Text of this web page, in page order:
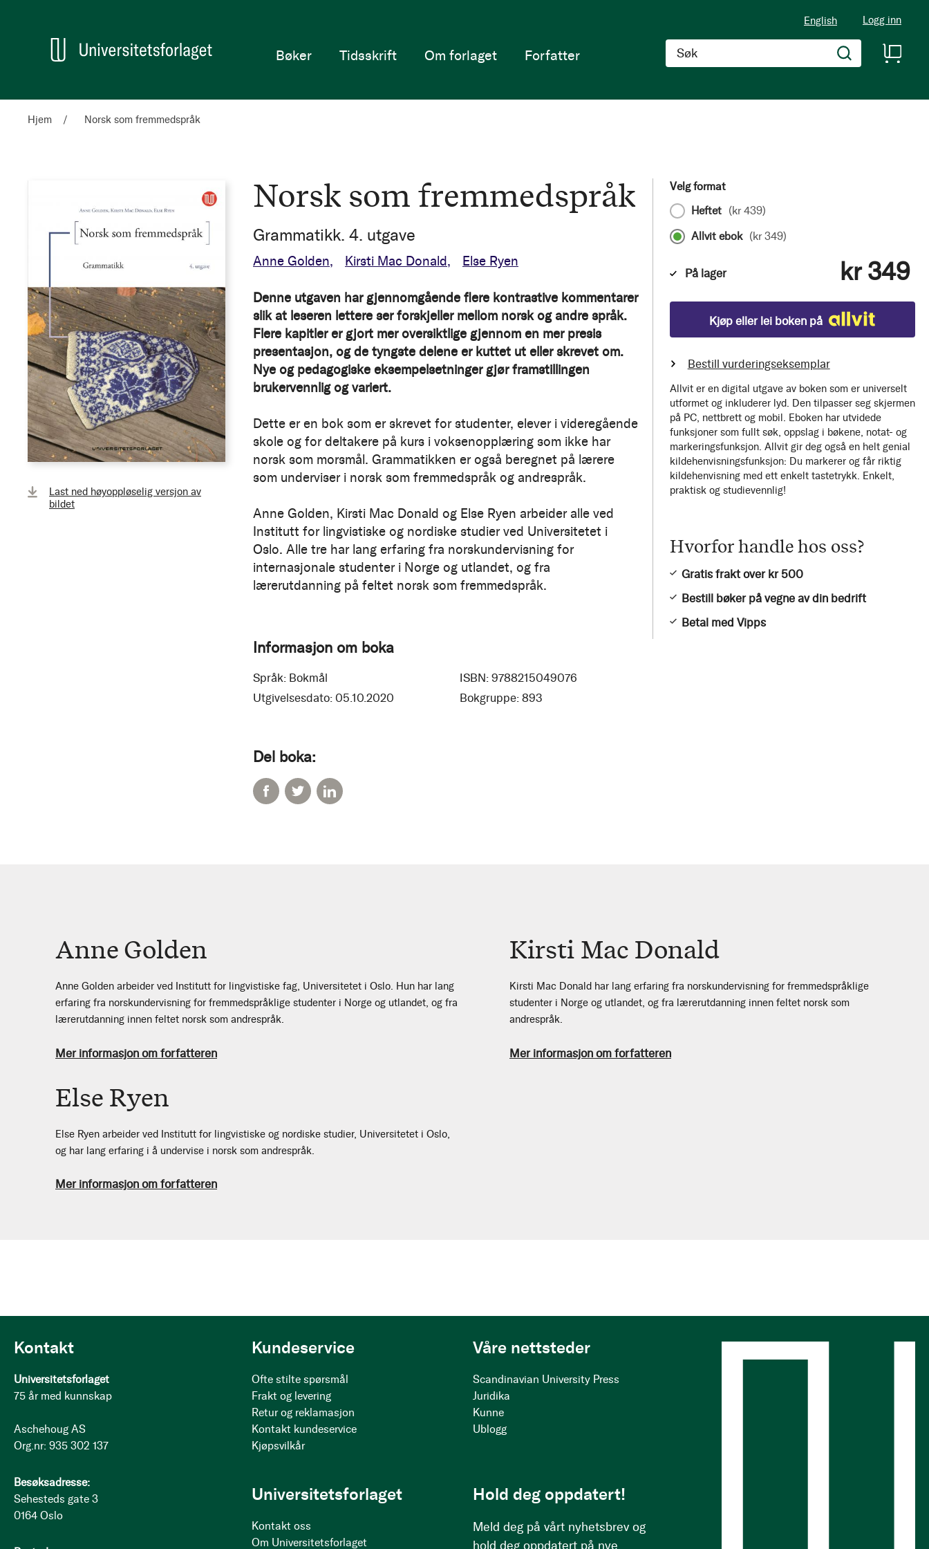
English Logg inn
Søk
Hjem
Bøker Tidsskrift Om forlaget Forfatter
Hjem Norsk som fremmedspråk
Last ned høyoppløselig versjon av
bildet
Norsk som fremmedspråk
Grammatikk. 4. utgave
Anne Golden Kirsti Mac Donald Else Ryen
Denne utgaven har gjennomgående flere kontrastive kommentarer
slik at leseren lettere ser forskjeller mellom norsk og andre språk.
Flere kapitler er gjort mer oversiktlige gjennom en mer presis
presentasjon, og de tyngste delene er kuttet ut eller skrevet om.
Nye og pedagogiske eksempelsetninger gjør framstillingen
brukervennlig og variert.
Dette er en bok som er skrevet for studenter, elever i videregående
skole og for deltakere på kurs i voksenopplæring som ikke har
norsk som morsmål. Grammatikken er også beregnet på lærere
som underviser i norsk som fremmedspråk og andrespråk.
Anne Golden, Kirsti Mac Donald og Else Ryen arbeider alle ved
Institutt for lingvistiske og nordiske studier ved Universitetet i
Oslo. Alle tre har lang erfaring fra norskundervisning for
internasjonale studenter i Norge og utlandet, og fra
lærerutdanning på feltet norsk som fremmedspråk.
Informasjon om boka
Språk: Bokmål ISBN: 9788215049076
Utgivelsesdato: 05.10.2020 Bokgruppe: 893
Del boka:
Velg format
Heftet (kr 439)
Allvit ebok (kr 349)
På lager kr 349
Kjøp eller lei boken på
Bestill vurderingseksemplar
Allvit er en digital utgave av boken som er universelt
utformet og inkluderer lyd. Den tilpasser seg skjermen
på PC, nettbrett og mobil. Eboken har utvidede
funksjoner som fullt søk, oppslag i bøkene, notat- og
markeringsfunksjon. Allvit gir deg også en helt genial
kildehenvisningsfunksjon: Du markerer og får riktig
kildehenvisning med ett enkelt tastetrykk. Enkelt,
praktisk og studievennlig!
Hvorfor handle hos oss?
Gratis frakt over kr 500
Bestill bøker på vegne av din bedrift
Betal med Vipps
Anne Golden
Anne Golden arbeider ved Institutt for lingvistiske fag, Universitetet i Oslo. Hun har lang
erfaring fra norskundervisning for fremmedspråklige studenter i Norge og utlandet, og fra
lærerutdanning innen feltet norsk som andrespråk.
Mer informasjon om forfatteren
Kirsti Mac Donald
Kirsti Mac Donald har lang erfaring fra norskundervisning for fremmedspråklige
studenter i Norge og utlandet, og fra lærerutdanning innen feltet norsk som
andrespråk.
Mer informasjon om forfatteren
Else Ryen
Else Ryen arbeider ved Institutt for lingvistiske og nordiske studier, Universitetet i Oslo,
og har lang erfaring i å undervise i norsk som andrespråk.
Mer informasjon om forfatteren
Kontakt
Universitetsforlaget
75 år med kunnskap
Aschehoug AS
Org.nr: 935 302 137
Besøksadresse:
Sehesteds gate 3
0164 Oslo
Kundeservice
Ofte stilte spørsmål
Frakt og levering
Retur og reklamasjon
Kontakt kundeservice
Kjøpsvilkår
Våre nettsteder
Scandinavian University Press
Juridika
Kunne
Ublogg
Universitetsforlaget
Kontakt oss
Om Universitetsforlaget
Hold deg oppdatert!
Meld deg på vårt nyhetsbrev og
hold deg oppdatert på nye